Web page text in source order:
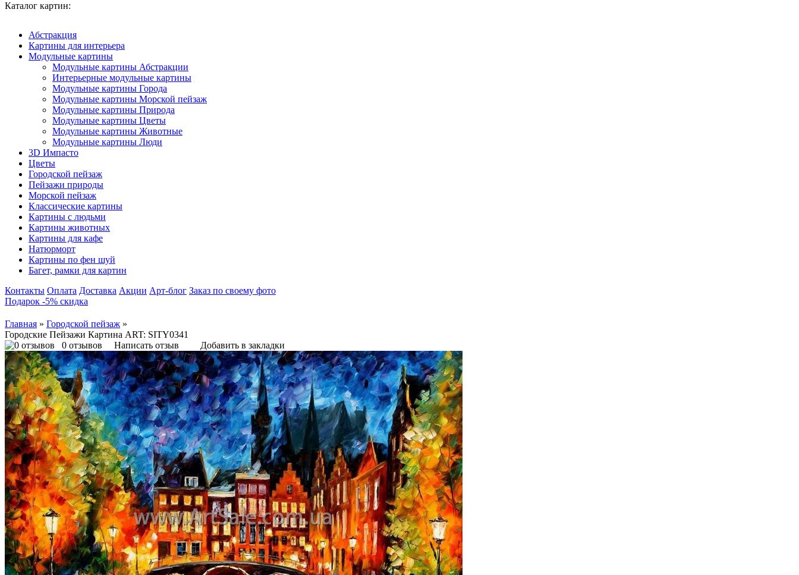
Каталог картин:
Абстракция
Картины для интерьера
Модульные картины
Модульные картины Абстракции
Интерьерные модульные картины
Модульные картины Города
Модульные картины Морской пейзаж
Модульные картины Природа
Модульные картины Цветы
Модульные картины Животные
Модульные картины Люди
3D Импасто
Цветы
Городской пейзаж
Пейзажи природы
Морской пейзаж
Классические картины
Картины с людьми
Картины животных
Картины для кафе
Натюрморт
Картины по фен шуй
Багет, рамки для картин
Контакты Оплата Доставка Акции Арт-блог Заказ по своему фото
Подарок -5% скидка
Главная » Городской пейзаж »
Городские Пейзажи Картина ART: SITY0341
0 отзывов
Написать отзыв Добавить в закладки